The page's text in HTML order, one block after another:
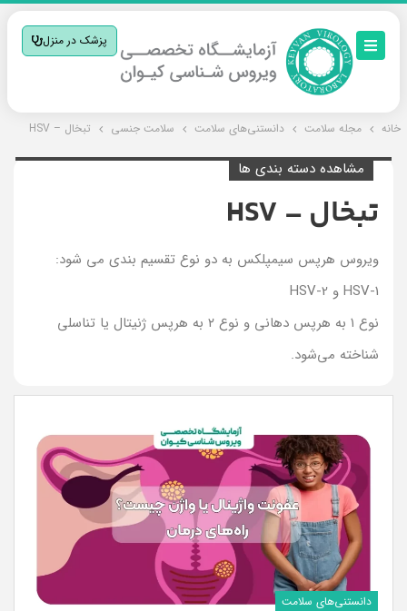
پزشک در منزل
خانه مجله سلامت دانستنی‌های سلامت سلامت جنسی تبخال – HSV
مشاهده دسته بندی ها
تبخال – HSV
ویروس هرپس سیمپلکس به دو نوع تقسیم بندی می شود:
HSV-1 و HSV-2
نوع ۱ به هرپس دهانی و نوع ۲ به هرپس ژنیتال یا تناسلی
شناخته می‌شود.
دانستنی‌های سلامت